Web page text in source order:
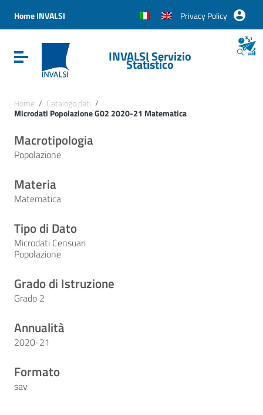
Vai al menu di navigazione
Vai al footer
Home INVALSI Privacy Policy
Attiva / disattiva la navigazioneINVALSI Servizio
Statistico
Home / Catalogo dati /
Microdati Popolazione G02 2020-21 Matematica
Macrotipologia
Popolazione
Materia
Matematica
Tipo di Dato
Microdati Censuari
Popolazione
Grado di Istruzione
Grado 2
Annualità
2020-21
Formato
sav